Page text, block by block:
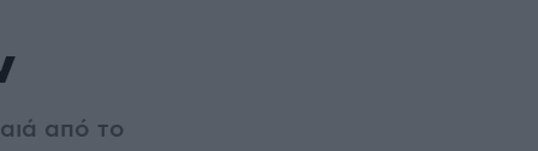
από το